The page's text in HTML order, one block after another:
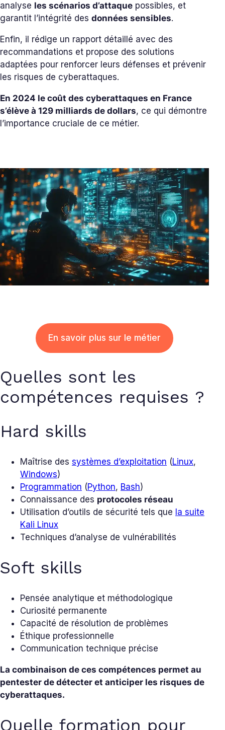
analyse les scénarios d’attaque possibles, et
garantit l’intégrité des données sensibles.
Enfin, il rédige un rapport détaillé avec des
recommandations et propose des solutions
adaptées pour renforcer leurs défenses et prévenir
les risques de cyberattaques.
En 2024 le coût des cyberattaques en France
s’élève à 129 milliards de dollars, ce qui démontre
l’importance cruciale de ce métier.
En savoir plus sur le métier
Quelles sont les
compétences requises ?
Hard skills
Maîtrise des systèmes d’exploitation (Linux,
Windows)
Programmation (Python, Bash)
Connaissance des protocoles réseau
Utilisation d’outils de sécurité tels que la suite
Kali Linux
Techniques d’analyse de vulnérabilités
Soft skills
Pensée analytique et méthodologique
Curiosité permanente
Capacité de résolution de problèmes
Éthique professionnelle
Communication technique précise
La combinaison de ces compétences permet au
pentester de détecter et anticiper les risques de
cyberattaques.
Quelle formation pour